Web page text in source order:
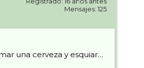
Mensajes: 125
una cerveza y esquiar…